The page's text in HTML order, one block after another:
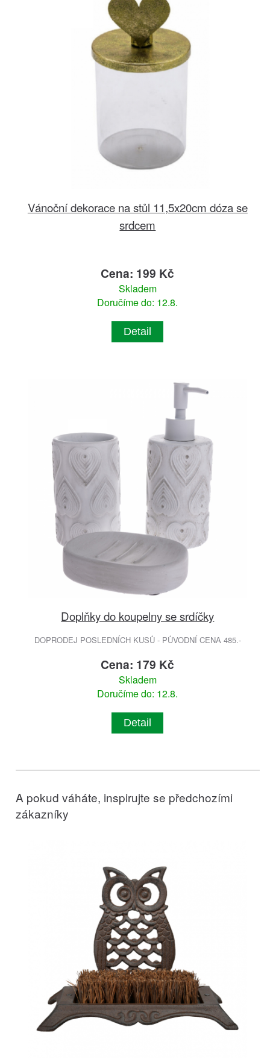
Vánoční dekorace na stůl 11,5x20cm dóza se
srdcem
Cena: 199 Kč
Skladem
Doručíme do: 12.8.
Detail
Doplňky do koupelny se srdíčky
DOPRODEJ POSLEDNÍCH KUSŮ - PŮVODNÍ CENA 485.-
Cena: 179 Kč
Skladem
Doručíme do: 12.8.
Detail
A pokud váháte, inspirujte se předchozími
zákazníky